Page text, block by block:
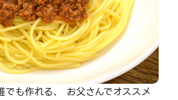
でも作れる、 お父さんでオススメ